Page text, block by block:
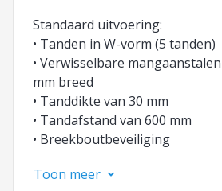
Standaard uitvoering:
• Tanden in W-vorm (5 tanden)
• Verwisselbare
mm breed
• Tanddikte van 30 mm
• Tandafstand van 600 mm
• Breekboutbeveiliging
aanspanning
Toon meer